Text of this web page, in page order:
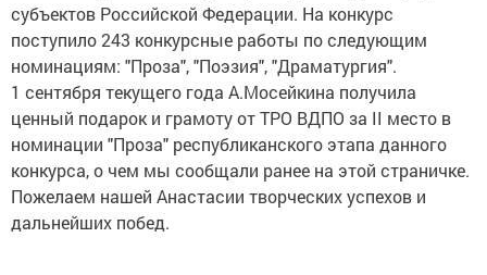
субъектов Российской Федерации. На конкурс
поступило 243 конкурсные работы по следующим
номинациям: "Проза", "Поэзия", "Драматургия".
1 сентября текущего года А.Мосейкина получила
ценный подарок и грамоту от ТРО ВДПО за II место в
номинации "Проза" республиканского этапа данного
конкурса, о чем мы сообщали ранее на этой страничке.
Пожелаем нашей Анастасии творческих успехов и
дальнейших побед.